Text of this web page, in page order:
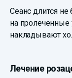
Сеанс длится не
на пролеченные
накладывают
Лечение